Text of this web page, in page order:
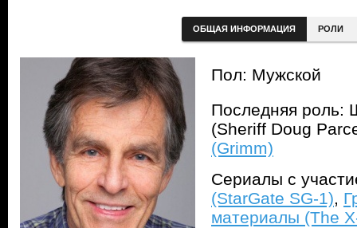
ОБЩАЯ ИНФОРМАЦИЯ РОЛИ
Пол: Мужской
Последняя роль:
(Sheriff Doug
(Grimm)
Сериалы с
(StarGate SG-1),
материалы (The